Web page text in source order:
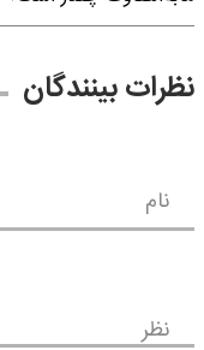
نظرات بینندگان
نام
نظر